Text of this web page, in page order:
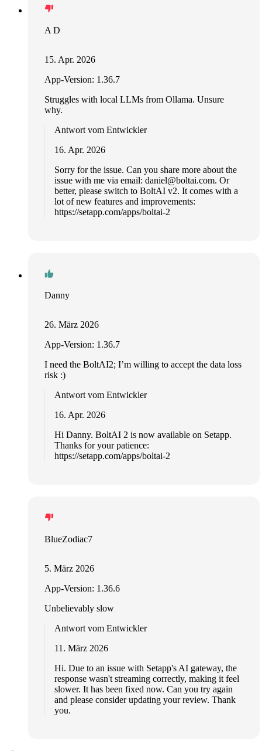
A D
15. Apr. 2026
App-Version: 1.36.7
Struggles with local LLMs from Ollama. Unsure
why.
Antwort vom Entwickler
16. Apr. 2026
Sorry for the issue. Can you share more about the
issue with me via email: daniel@boltai.com. Or
better, please switch to BoltAI v2. It comes with a
lot of new features and improvements:
https://setapp.com/apps/boltai-2
Danny
26. März 2026
App-Version: 1.36.7
I need the BoltAI2; I’m willing to accept the data loss
risk :)
Antwort vom Entwickler
16. Apr. 2026
Hi Danny. BoltAI 2 is now available on Setapp.
Thanks for your patience:
https://setapp.com/apps/boltai-2
BlueZodiac7
5. März 2026
App-Version: 1.36.6
Unbelievably slow
Antwort vom Entwickler
11. März 2026
Hi. Due to an issue with Setapp's AI gateway, the
response wasn't streaming correctly, making it feel
slower. It has been fixed now. Can you try again
and please consider updating your review. Thank
you.